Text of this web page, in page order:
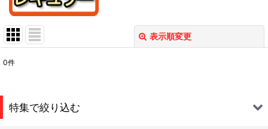
表示順変更
0件
特集で絞り込む